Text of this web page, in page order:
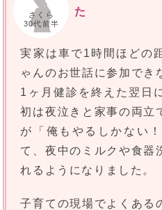
さくら
30代前半
た
実家は車で1時間ほどの
ゃんのお世話に参加でき
1ヶ月健診を終えた翌日
初は夜泣きと家事の両立
が「俺もやるしかない
て、夜中のミルクや食器
れるようになりました。
子育ての現場でよくある